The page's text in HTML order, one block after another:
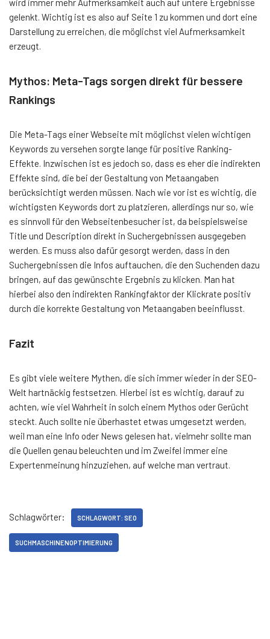
wird immer mehr Aufmerksamkeit auch auf untere Ergebnisse
gelenkt. Wichtig ist es also auf Seite 1 zu kommen und dort eine
Darstellung zu erreichen, die möglichst viel Aufmerksamkeit
erzeugt.
Mythos: Meta-Tags sorgen direkt für bessere
Rankings
Die Meta-Tags einer Webseite mit möglichst vielen wichtigen
Keywords zu versehen sorgte lange für positive Ranking-
Effekte. Inzwischen ist es jedoch so, dass es eher die indirekten
Effekte sind, die bei der Gestaltung von Metaangaben
berücksichtigt werden müssen. Nach wie vor ist es wichtig, die
wichtigsten Keywords dort zu platzieren, allerdings nur so, wie
es sinnvoll für den Webseitenbesucher ist, da beispielsweise
Title und Description direkt in Suchergebnissen ausgegeben
werden. Es muss also dafür gesorgt werden, dass in den
Suchergebnissen die Infos auftauchen, die den Suchenden dazu
bringen, auf das gewünschte Ergebnis zu klicken. Man hat
hierbei also den indirekten Rankingfaktor der Klickrate positiv
durch die korrekte Gestaltung von Metaangaben beeinflusst.
Fazit
Es gibt viele weitere Mythen, die sich immer wieder in der SEO-
Welt hartnäckig festsetzen. Hierbei ist es wichtig, darauf zu
achten, wie viel Wahrheit in solch einem Mythos oder Gerücht
steckt. Auch sollte nie überhastet etwas umgesetzt werden,
weil man eine Info oder News gelesen hat, vielmehr sollte man
die Quellen genau beleuchten und im Zweifel immer eine
Expertenmeinung hinzuziehen, auf welche man vertraut.
Schlagwörter: SCHLAGWORT: SEO
SUCHMASCHINENOPTIMIERUNG